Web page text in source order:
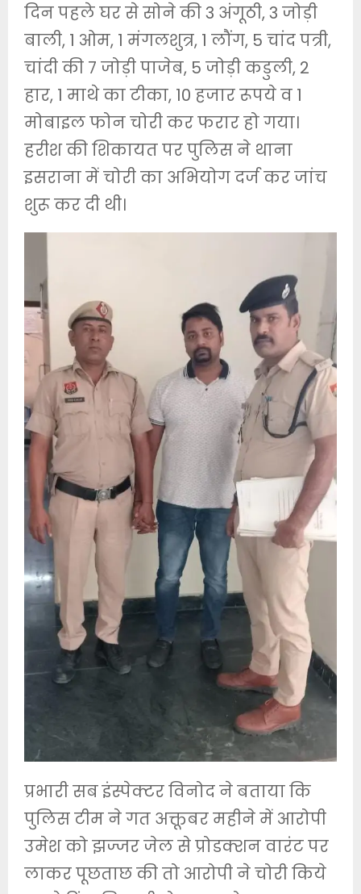
दिन पहले घर से सोने की 3 अंगूठी, 3 जोड़ी
बाली, 1 ओम, 1 मंगलशुत्र, 1 लौंग, 5 चांद पत्री,
चांदी की 7 जोड़ी पाजेब, 5 जोड़ी कडुली, 2
हार, 1 माथे का टीका, 10 हजार रूपये व 1
मोबाइल फोन चोरी कर फरार हो गया।
हरीश की शिकायत पर पुलिस ने थाना
इसराना में चोरी का अभियोग दर्ज कर जांच
शुरू कर दी थी।
प्रभारी सब इंस्पेक्टर विनोद ने बताया कि
पुलिस टीम ने गत अक्तूबर महीने में आरोपी
उमेश को झज्जर जेल से प्रोडक्शन वारंट पर
लाकर पूछताछ की तो आरोपी ने चोरी किये